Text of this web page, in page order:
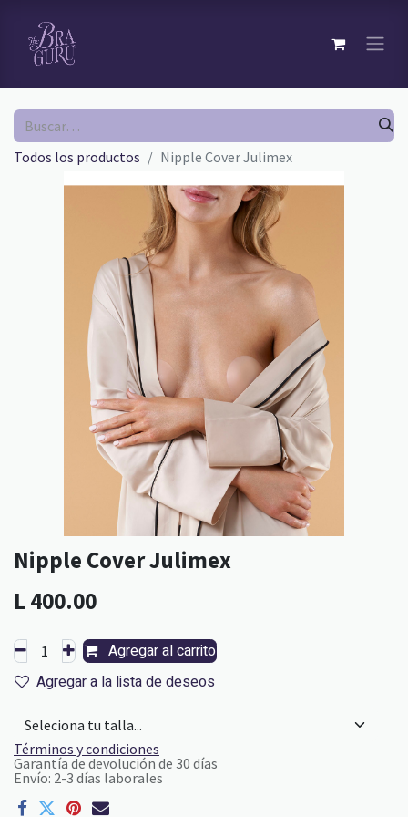
Todos los productos Nipple Cover Julimex
Nipple Cover Julimex
L 400.00
Agregar al carrito
Agregar a la lista de deseos
Términos y condiciones
Garantía de devolución de 30 días
Envío: 2-3 días laborales